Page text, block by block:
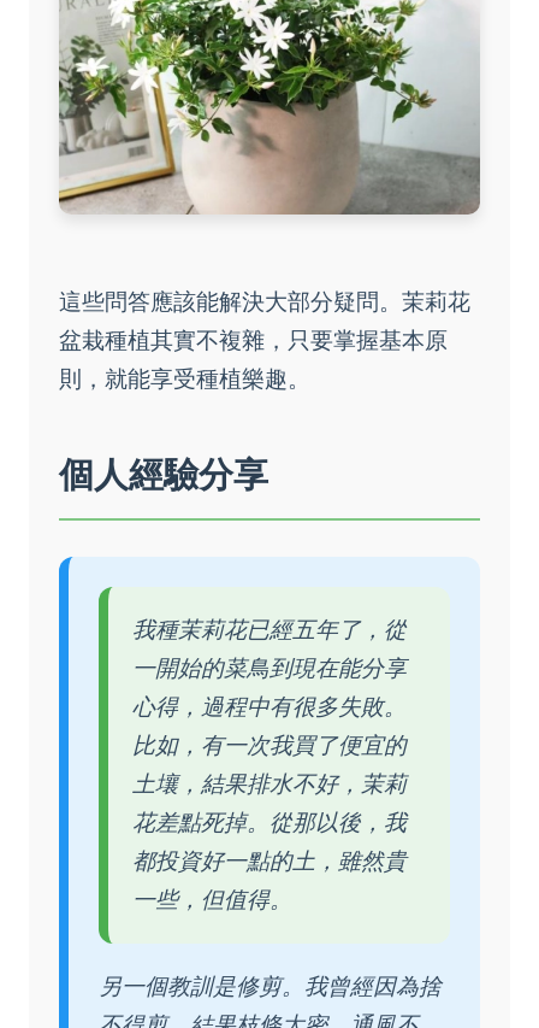
這些問答應該能解決大部分疑問。茉莉花
盆栽種植其實不複雜，只要掌握基本原
則，就能享受種植樂趣。
個人經驗分享
我種茉莉花已經五年了，從
一開始的菜鳥到現在能分享
心得，過程中有很多失敗。
比如，有一次我買了便宜的
土壤，結果排水不好，茉莉
花差點死掉。從那以後，我
都投資好一點的土，雖然貴
一些，但值得。
另一個教訓是修剪。我曾經因為捨